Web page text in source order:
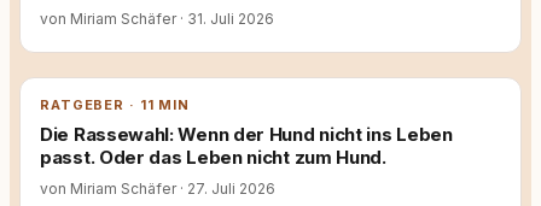
von Miriam Schäfer · 31. Juli 2026
RATGEBER · 11 MIN
Die Rassewahl: Wenn der Hund nicht ins Leben
passt. Oder das Leben nicht zum Hund.
von Miriam Schäfer · 27. Juli 2026